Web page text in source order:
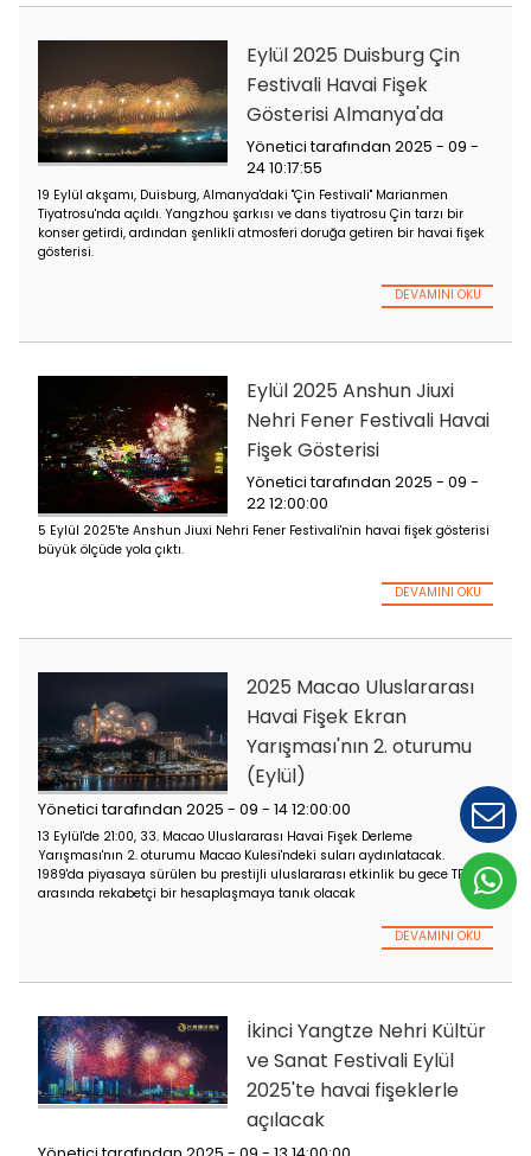
Alacakaranlık Liuyang Nehri'nin dalgaları üzerine yayılırken,
uzunluğundaki havai fişek ışık kulesi, kıvılcımlarla
saç tokası gibi aniden uyanıyor ve Liuyang'ın gece
aydınlatıyor. Bir anda "Hayat Ağacı"na dönüşür.
Eylül 2025
Festivali Havai
Gösterisi
Yönetici tarafından
24 10:17:55
19 Eylül akşamı, Duisburg, Almanya'daki "Çin Festivali"
Tiyatrosu'nda açıldı. Yangzhou şarkısı ve dans tiyatrosu Çin
konser getirdi, ardından şenlikli atmosferi doruğa getiren bir
gösterisi.
Eylül 2025 Anshun
Fişek Gösterisi
Yönetici tarafından
22 12:00:00
5 Eylül 2025'te Anshun Jiuxi Nehri Fener Festivali'nin havai
2025 Macao
Havai Fişek Ekran